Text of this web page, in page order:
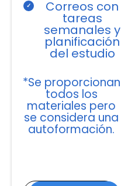
Correos con
tareas
semanales y
planificación
del estudio
*Se proporcionan
todos los
materiales pero
se considera una
autoformación.